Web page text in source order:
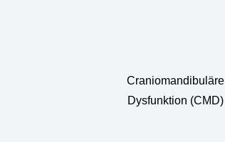
Craniomandibuläre
Dysfunktion (CMD)